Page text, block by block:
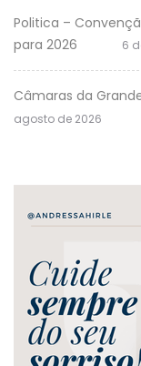
Politica –
para 2026
6
Câmaras da
agosto de 2026